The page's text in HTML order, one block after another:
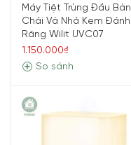
Máy Tiệt Trùng Đầu Bàn
Chải Và Nhả Kem Đánh
Răng Wilit UVC07
1.150.000₫
So sánh